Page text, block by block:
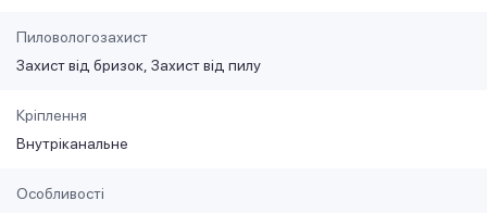
Пиловологозахист
Захист від бризок Захист від пилу
Кріплення
Внутріканальне
Особливості